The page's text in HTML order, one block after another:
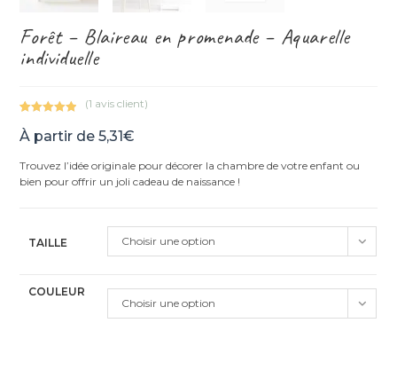
Forêt – Blaireau en promenade – Aquarelle
individuelle
sur 5
notation
(1 avis client)
À partir de5,31€
Trouvez l’idée originale pour décorer la chambre de votre enfant ou
bien pour offrir un joli cadeau de naissance !
TAILLE Choisir une option
COULEUR
Choisir une option